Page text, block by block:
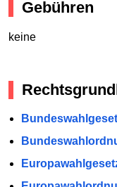
Gebühren
keine